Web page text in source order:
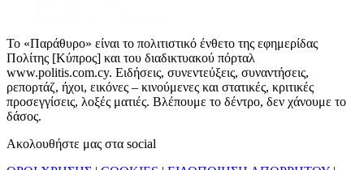
Το «Παράθυρο» είναι το πολιτιστικό ένθετο της εφημερίδας
Πολίτης [Κύπρος] και του διαδικτυακού πόρταλ
www.politis.com.cy. Ειδήσεις, συνεντεύξεις, συναντήσεις,
ρεπορτάζ, ήχοι, εικόνες – κινούμενες και στατικές, κριτικές
προσεγγίσεις, λοξές ματιές. Βλέπουμε το δέντρο, δεν χάνουμε το
δάσος.
Ακολουθήστε μας στα social